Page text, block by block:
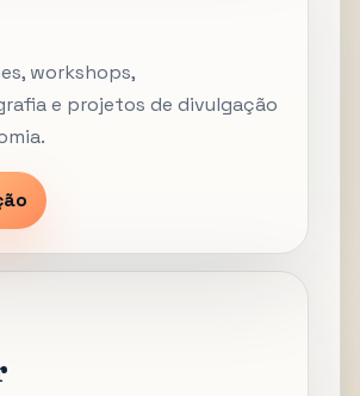
workshops,
e projetos de divulgação